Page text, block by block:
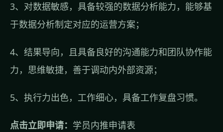
3、对数据敏感，具备较强的数据分析能力，能够基
于数据分析制定对应的运营方案；
4、结果导向，且具备良好的沟通能力和团队协作能
力，思维敏捷，善于调动内外部资源；
5、执行力出色，工作细心，具备工作复盘习惯。
点击立即申请： 学员内推申请表